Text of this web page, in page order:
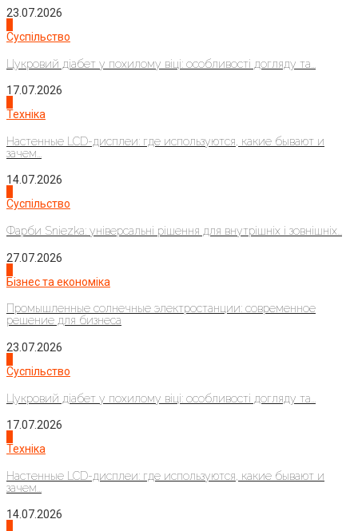
23.07.2026
Суспільство
Цукровий діабет у похилому віці: особливості догляду та...
17.07.2026
Техніка
Настенные LCD-дисплеи: где используются, какие бывают и
зачем...
14.07.2026
Суспільство
Фарби Sniezka: універсальні рішення для внутрішніх і зовнішніх...
27.07.2026
Бізнес та економіка
Промышленные солнечные электростанции: современное
решение для бизнеса
23.07.2026
Суспільство
Цукровий діабет у похилому віці: особливості догляду та...
17.07.2026
Техніка
Настенные LCD-дисплеи: где используются, какие бывают и
зачем...
14.07.2026